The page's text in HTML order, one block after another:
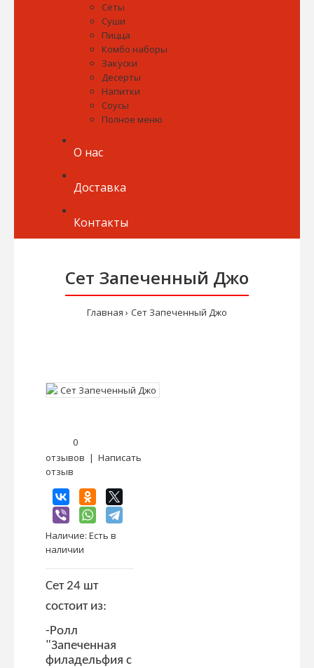
Сеты
Суши
Пицца
Комбо наборы
Закуски
Десерты
Напитки
Соусы
Полное меню
О нас
Доставка
Контакты
Сет Запеченный Джо
Главная Сет Запеченный Джо
0
отзывов | Написать
отзыв
Наличие: Есть в
наличии
Сет 24 шт
состоит из:
-Ролл
"Запеченная
филадельфия с